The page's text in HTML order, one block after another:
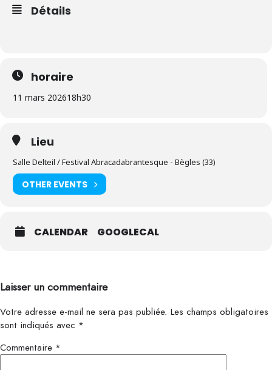
Détails
horaire
11 mars 202618h30
Lieu
Salle Delteil / Festival Abracadabrantesque - Bègles (33)
OTHER EVENTS
CALENDAR GOOGLECAL
Laisser un commentaire
Votre adresse e-mail ne sera pas publiée. Les champs obligatoires
sont indiqués avec *
Commentaire *